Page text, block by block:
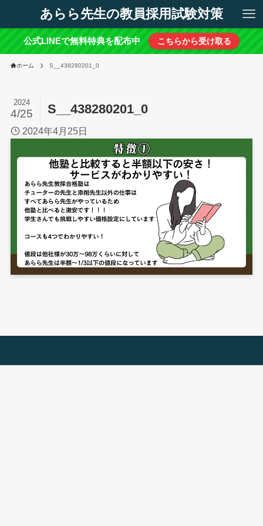
あらら先生の教員採用試験対策
公式LINEで無料特典を配布中 こちらから受け取る
ホーム S__438280201_0
S__438280201_0
2024
4/25
2024年4月25日